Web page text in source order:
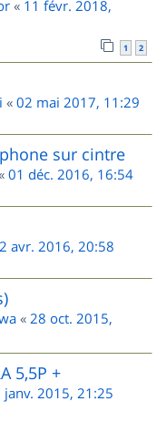
« 11 févr. 2018,
1 2
« 02 mai 2017, 11:29
sur cintre
01 déc. 2016, 16:54
avr. 2016, 20:58
« 28 oct. 2015,
5,5P +
janv. 2015, 21:25